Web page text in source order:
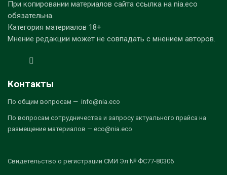
При копировании материалов сайта ссылка на nia.eco
обязательна.
Категория материалов 18+
Мнение редакции может не совпадать с мнением авторов.
Контакты
По общим вопросам — info@nia.eco
По вопросам сотрудничества и запросу актуального прайса на
размещение материалов — eco@nia.eco
Свидетельство о регистрации СМИ Эл № ФС77-80306